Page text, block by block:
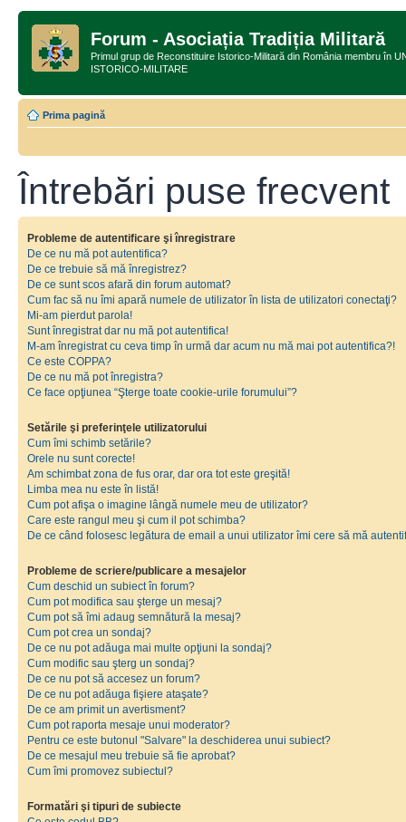
Forum - Asociația Tradiția Militară
Primul grup de Reconstituire Istorico-Militară din România membru în
ISTORICO-MILITARE
Prima pagină
Întrebări puse frecvent
Probleme de autentificare şi înregistrare
De ce nu mă pot autentifica?
De ce trebuie să mă înregistrez?
De ce sunt scos afară din forum automat?
Cum fac să nu îmi apară numele de utilizator în lista de utilizatori conectaţi?
Mi-am pierdut parola!
Sunt înregistrat dar nu mă pot autentifica!
M-am înregistrat cu ceva timp în urmă dar acum nu mă mai pot autentifica?!
Ce este COPPA?
De ce nu mă pot înregistra?
Ce face opţiunea “Şterge toate cookie-urile forumului”?
Setările şi preferinţele utilizatorului
Cum îmi schimb setările?
Orele nu sunt corecte!
Am schimbat zona de fus orar, dar ora tot este greşită!
Limba mea nu este în listă!
Cum pot afişa o imagine lângă numele meu de utilizator?
Care este rangul meu şi cum il pot schimba?
De ce când folosesc legătura de email a unui utilizator îmi cere să mă
Probleme de scriere/publicare a mesajelor
Cum deschid un subiect în forum?
Cum pot modifica sau şterge un mesaj?
Cum pot să îmi adaug semnătură la mesaj?
Cum pot crea un sondaj?
De ce nu pot adăuga mai multe opţiuni la sondaj?
Cum modific sau şterg un sondaj?
De ce nu pot să accesez un forum?
De ce nu pot adăuga fişiere ataşate?
De ce am primit un avertisment?
Cum pot raporta mesaje unui moderator?
Pentru ce este butonul "Salvare" la deschiderea unui subiect?
De ce mesajul meu trebuie să fie aprobat?
Cum îmi promovez subiectul?
Formatări şi tipuri de subiecte